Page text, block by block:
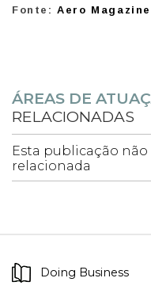
Fonte:Aero Magazine
ÁREAS DE
RELACIONADAS
Esta publicação
relacionada
Doing Business